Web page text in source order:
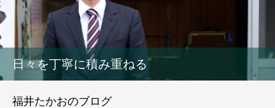
日々を丁寧に積み重ねる
福井たかおのブログ
プロフィール
市政方針ーまちの未来を再設計ー